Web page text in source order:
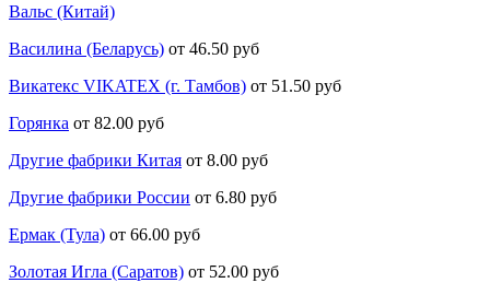
Вальс (Китай)
Василина (Беларусь) от 46.50 руб
Викатекс VIKATEX (г. Тамбов) от 51.50 руб
Горянка от 82.00 руб
Другие фабрики Китая от 8.00 руб
Другие фабрики России от 6.80 руб
Ермак (Тула) от 66.00 руб
Золотая Игла (Саратов) от 52.00 руб